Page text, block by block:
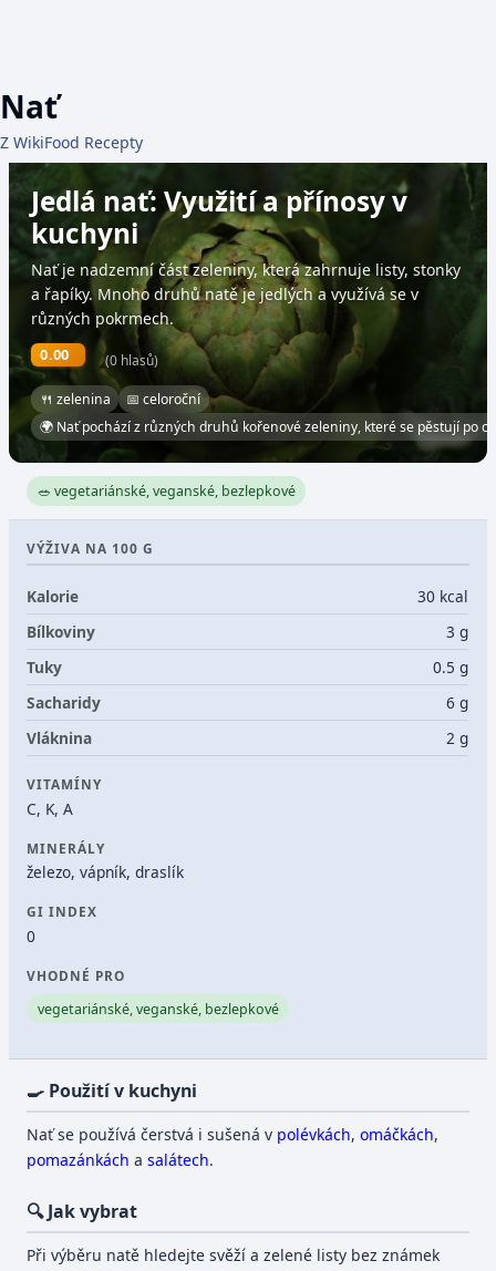
Nať
Z WikiFood Recepty
Jedlá nať: Využití a přínosy v
kuchyni
Nať je nadzemní část zeleniny, která zahrnuje listy, stonky
a řapíky. Mnoho druhů natě je jedlých a využívá se v
různých pokrmech.
0.00 (0 hlasů)
🍴 zelenina
📅 celoroční
🌍 Nať pochází z různých druhů kořenové zeleniny, které se pěstují po
🥗 vegetariánské, veganské, bezlepkové
VÝŽIVA NA 100 G
Kalorie
30 kcal
Bílkoviny
3 g
Tuky
0.5 g
Sacharidy
6 g
Vláknina
2 g
VITAMÍNY
C, K, A
MINERÁLY
železo, vápník, draslík
GI INDEX
0
VHODNÉ PRO
vegetariánské, veganské, bezlepkové
🍳 Použití v kuchyni
Nať se používá čerstvá i sušená v polévkách,omáčkách,
pomazánkách asalátech.
🔍 Jak vybrat
Při výběru natě hledejte svěží a zelené listy bez známek